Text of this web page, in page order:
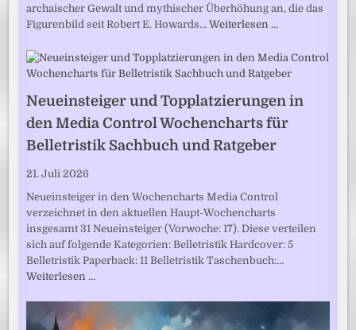
archaischer Gewalt und mythischer Überhöhung an, die das
Figurenbild seit Robert E. Howards…Weiterlesen …
Neueinsteiger und Topplatzierungen in
den Media Control Wochencharts für
Belletristik Sachbuch und Ratgeber
21. Juli 2026
Neueinsteiger in den Wochencharts Media Control
verzeichnet in den aktuellen Haupt-Wochencharts
insgesamt 31 Neueinsteiger (Vorwoche: 17). Diese verteilen
sich auf folgende Kategorien: Belletristik Hardcover: 5
Belletristik Paperback: 11 Belletristik Taschenbuch:…
Weiterlesen …